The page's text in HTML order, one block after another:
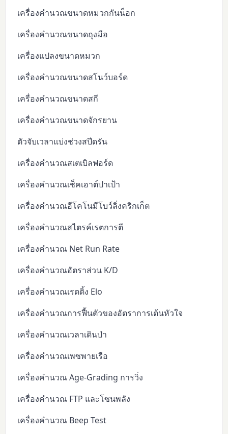
เครื่องคำนวณขนาดหมวกกันน็อก
เครื่องคำนวณขนาดถุงมือ
เครื่องแปลงขนาดหมวก
เครื่องคำนวณขนาดสโนว์บอร์ด
เครื่องคำนวณขนาดสกี
เครื่องคำนวณขนาดจักรยาน
ตัวจับเวลาแบ่งช่วงสปีดรัน
เครื่องคำนวณสเตเบิลฟอร์ด
เครื่องคำนวณเช็คเอาต์ปาเป้า
เครื่องคำนวณอีโคโนมีโบว์ลิ่งคริกเก็ต
เครื่องคำนวณสไตรค์เรตการตี
เครื่องคำนวณ Net Run Rate
เครื่องคำนวณอัตราส่วน K/D
เครื่องคำนวณเรตติ้ง Elo
เครื่องคำนวณการฟื้นตัวของอัตราการเต้นหัวใจ
เครื่องคำนวณเวลาเดินป่า
เครื่องคำนวณเพซพายเรือ
เครื่องคำนวณ Age-Grading การวิ่ง
เครื่องคำนวณ FTP และโซนพลัง
เครื่องคำนวณ Beep Test